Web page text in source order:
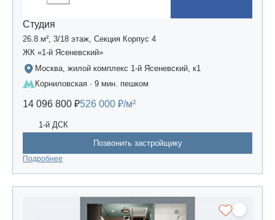
Студия
26.8 м², 3/18 этаж, Секция Корпус 4
ЖК «1-й Ясеневский»
Москва, жилой комплекс 1-й Ясеневский, к1
Корниловская · 9 мин. пешком
14 096 800 ₽526 000 ₽/м²
1-й ДСК
Позвонить застройщику
Подробнее